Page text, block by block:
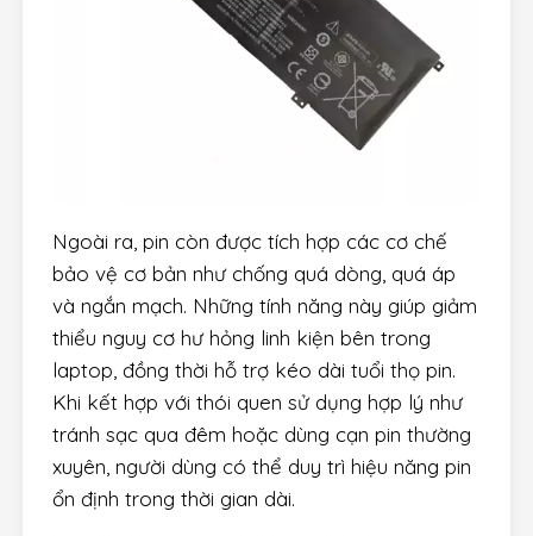
Ngoài ra, pin còn được tích hợp các cơ chế
bảo vệ cơ bản như chống quá dòng, quá áp
và ngắn mạch. Những tính năng này giúp giảm
thiểu nguy cơ hư hỏng linh kiện bên trong
laptop, đồng thời hỗ trợ kéo dài tuổi thọ pin.
Khi kết hợp với thói quen sử dụng hợp lý như
tránh sạc qua đêm hoặc dùng cạn pin thường
xuyên, người dùng có thể duy trì hiệu năng pin
ổn định trong thời gian dài.